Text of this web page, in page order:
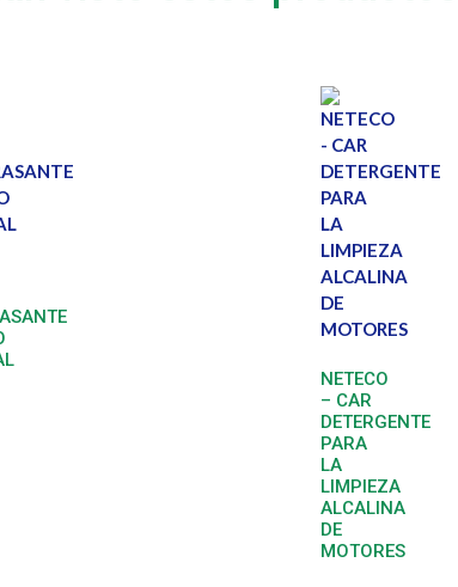
NETECO
– CAR
DETERGENTE
PARA
LA
LIMPIEZA
ALCALINA
DE
MOTORES